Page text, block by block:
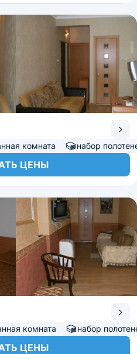
комната набор
ЦЕНЫ
комната набор
ЦЕНЫ